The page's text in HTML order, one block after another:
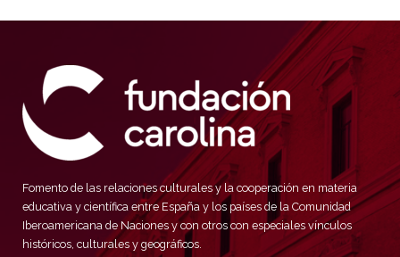
Fomento de las relaciones culturales y la cooperación en materia
educativa y científica entre España y los países de la Comunidad
Iberoamericana de Naciones y con otros con especiales vínculos
históricos, culturales y geográficos.